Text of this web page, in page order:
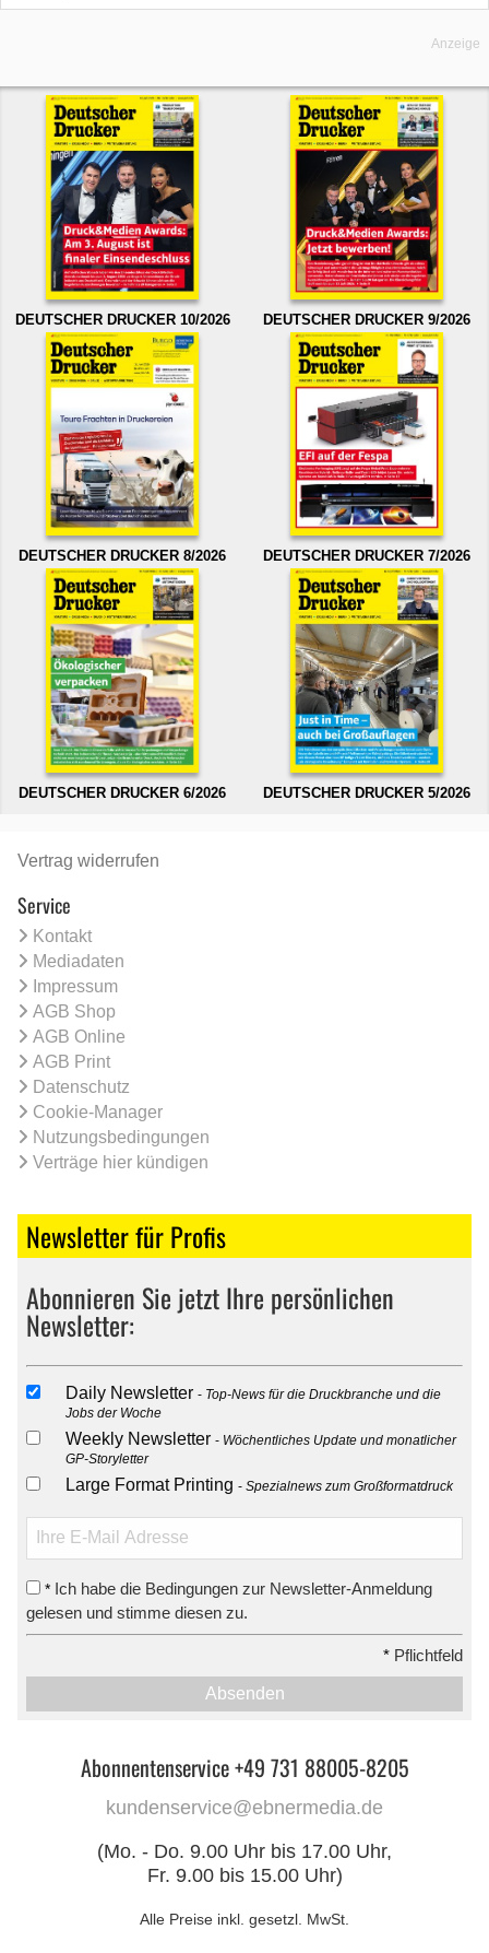
Anzeige
DEUTSCHER DRUCKER 10/2026 DEUTSCHER DRUCKER 9/2026
DEUTSCHER DRUCKER 8/2026 DEUTSCHER DRUCKER 7/2026
DEUTSCHER DRUCKER 6/2026 DEUTSCHER DRUCKER 5/2026
Vertrag widerrufen
Service
Kontakt
Mediadaten
Impressum
AGB Shop
AGB Online
AGB Print
Datenschutz
Cookie-Manager
Nutzungsbedingungen
Verträge hier kündigen
Newsletter für Profis
Abonnieren Sie jetzt Ihre persönlichen
Newsletter:
Daily Newsletter
Top-News für die Druckbranche und die
Jobs der Woche
Weekly Newsletter
Wöchentliches Update und monatlicher
GP-Storyletter
Large Format Printing Spezialnews zum Großformatdruck
* Ich habe die Bedingungen zur Newsletter-Anmeldung
gelesen und stimme diesen zu.
* Pflichtfeld
Absenden
Abonnentenservice +49 731 88005-8205
kundenservice@ebnermedia.de
(Mo. - Do. 9.00 Uhr bis 17.00 Uhr,
Fr. 9.00 bis 15.00 Uhr)
Alle Preise inkl. gesetzl. MwSt.